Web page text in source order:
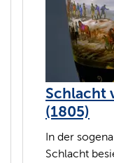
Schlacht
(1805)
In der
Schlacht